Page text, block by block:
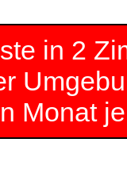
in 2
Monat